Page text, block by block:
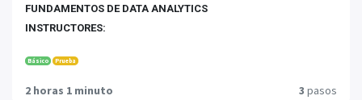
FUNDAMENTOS DE DATA ANALYTICS
INSTRUCTORES:
Básico Prueba
2 horas 1 minuto 3 pasos